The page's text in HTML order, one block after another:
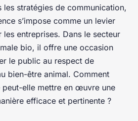
les stratégies de communication,
s’impose comme un levier
entreprises. Dans le secteur
bio, il offre une occasion
le public au respect de
bien-être animal. Comment
peut-elle mettre en œuvre une
efficace et pertinente ?